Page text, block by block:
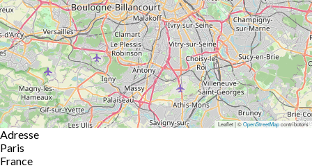
Leaflet | ©OpenStreetMapcontributors
Adresse
Paris
France